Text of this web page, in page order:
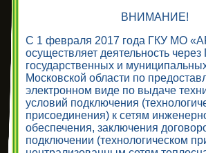
ВНИМАНИЕ!
С 1 февраля 2017 года ГКУ МО
осуществляет деятельность через
государственных и
Московской области по
электронном виде по выдаче
условий подключения
присоединения) к сетям
обеспечения, заключения
подключении (технологическом